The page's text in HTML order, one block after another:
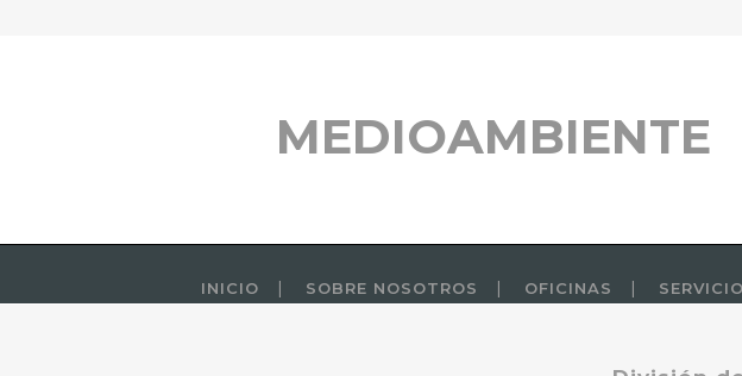
MEDIOAMBIENTE
INICIO SOBRE NOSOTROS OFICINAS